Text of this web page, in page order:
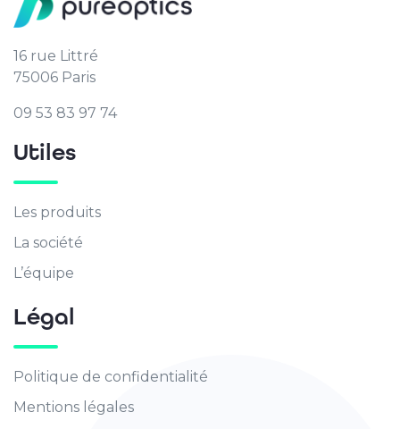
16 rue Littré
75006 Paris
09 53 83 97 74
Utiles
Les produits
La société
L’équipe
Légal
Politique de confidentialité
Mentions légales